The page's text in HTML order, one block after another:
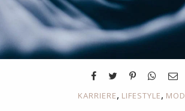
KARRIERE, LIFESTYLE,